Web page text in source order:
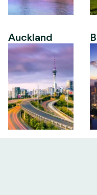
Auckland